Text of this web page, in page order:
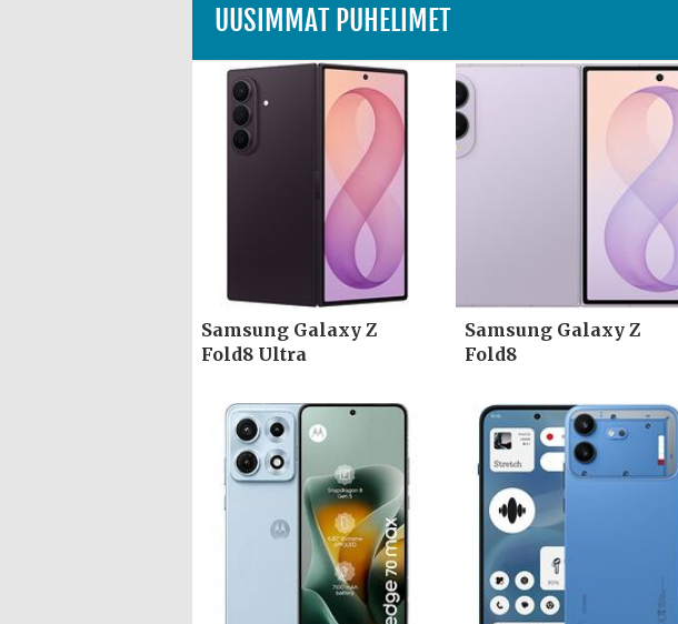
UUSIMMAT PUHELIMET
Samsung Galaxy Z
Fold8 Ultra
Samsung Galaxy Z
Fold8